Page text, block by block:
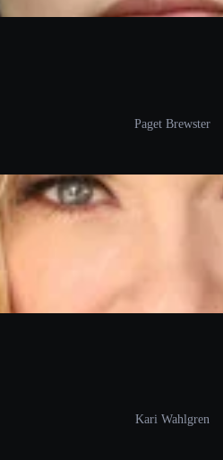
Paget Brewster
Kari Wahlgren